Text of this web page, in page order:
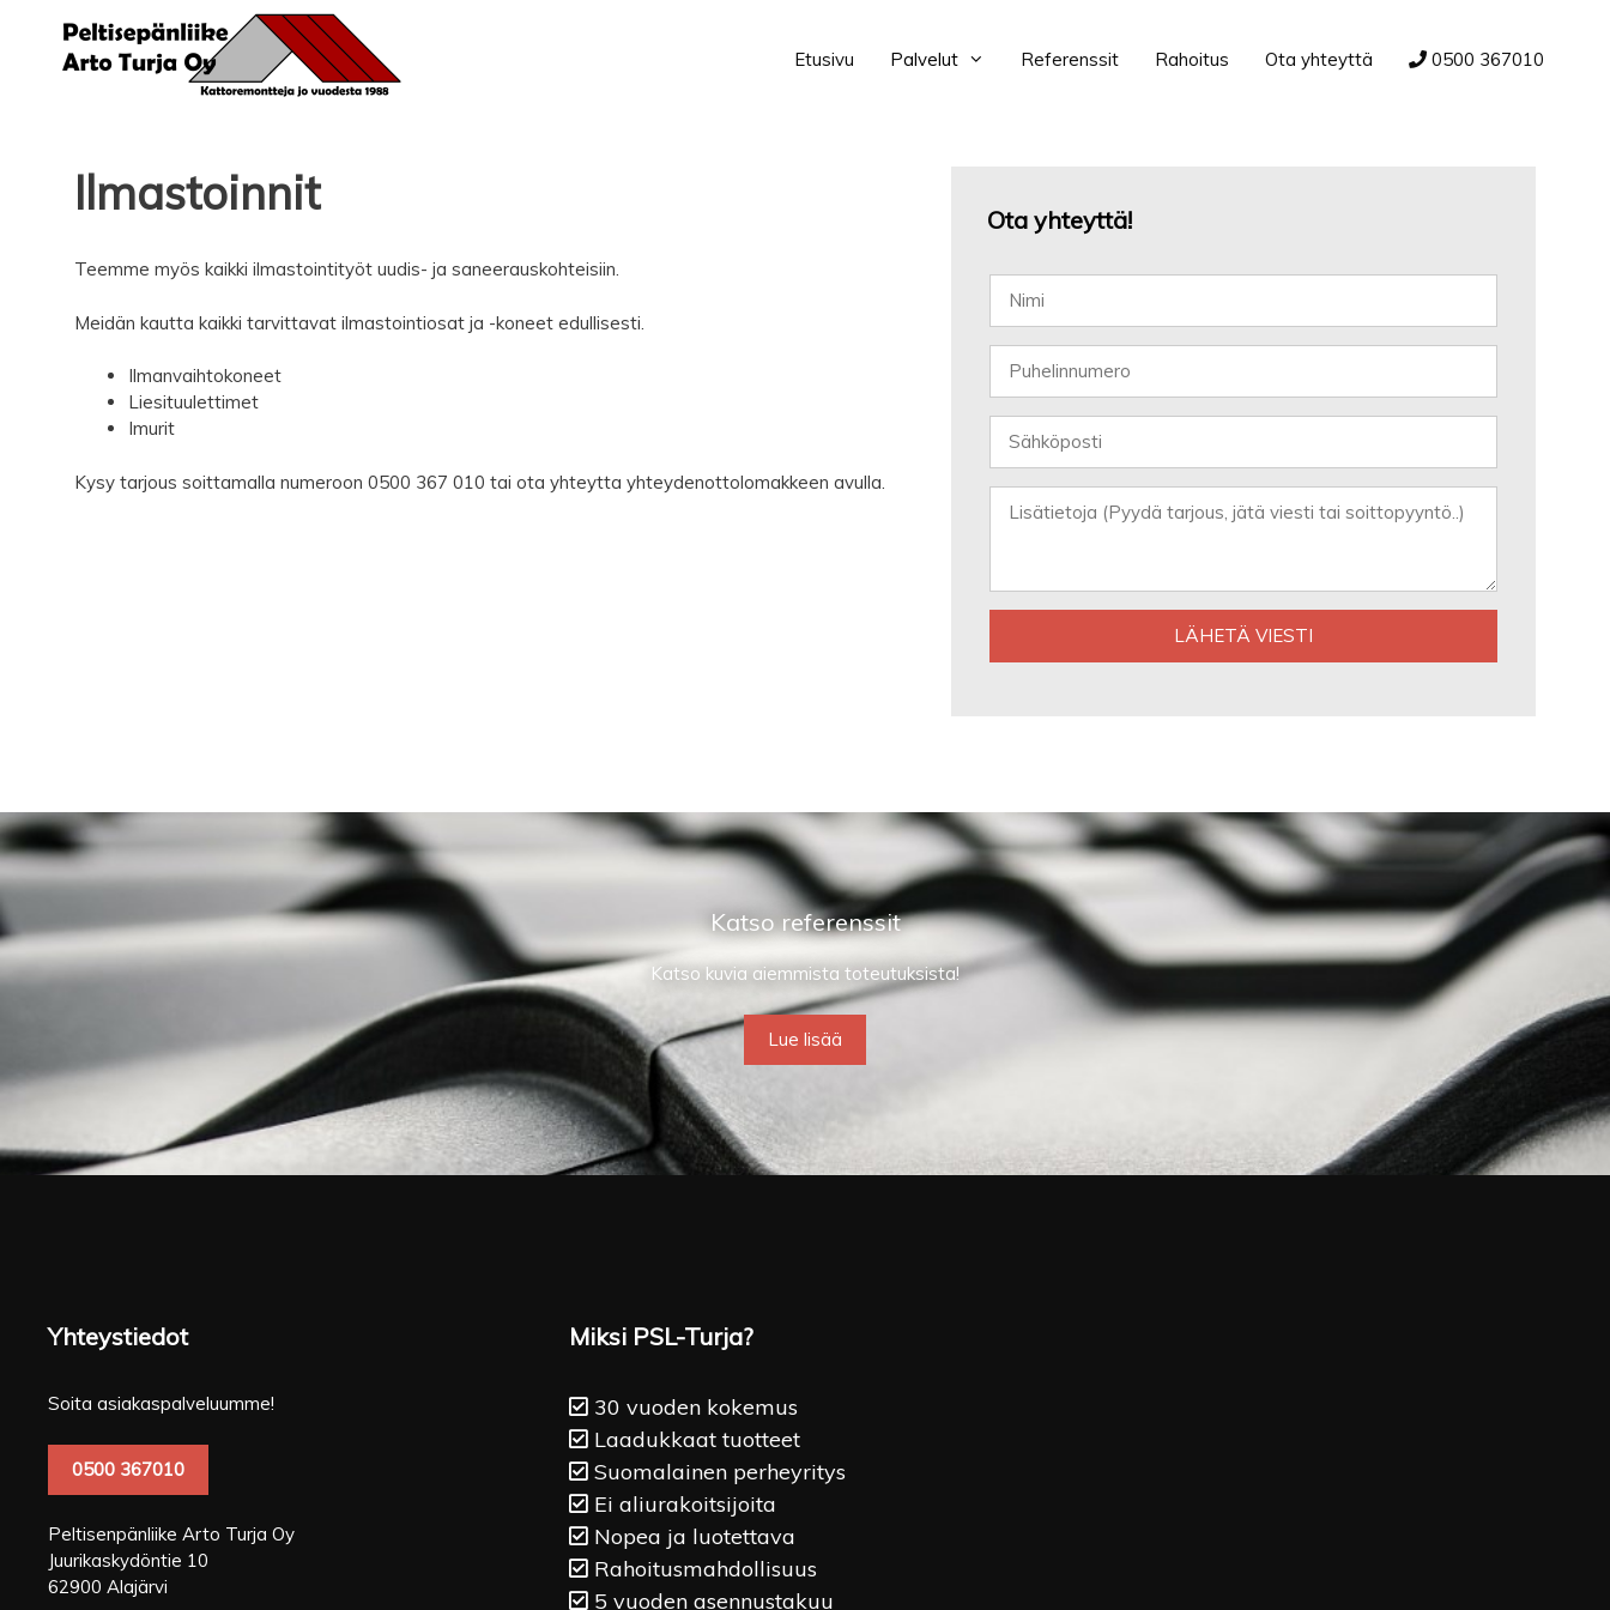
sisältöön
Etusivu
Palvelut Referenssit Rahoitus Ota yhteyttä 0500 367010
Ilmastoinnit
Teemme myös kaikki ilmastointityöt uudis- ja saneerauskohteisiin.
Meidän kautta kaikki tarvittavat ilmastointiosat ja -koneet edullisesti.
Ilmanvaihtokoneet
Liesituulettimet
Imurit
Kysy tarjous soittamalla numeroon 0500 367 010 tai ota yhteytta yhteydenottolomakkeen avulla.
Ota yhteyttä!
Katso referenssit
Katso kuvia aiemmista toteutuksista!
Lue lisää
Yhteystiedot
Soita asiakaspalveluumme!
0500 367010
Peltisenpänliike Arto Turja Oy
Juurikaskydöntie 10
62900 Alajärvi
Miksi PSL-Turja?
30 vuoden kokemus
Laadukkaat tuotteet
Suomalainen perheyritys
Ei aliurakoitsijoita
Nopea ja luotettava
Rahoitusmahdollisuus
5 vuoden asennustakuu